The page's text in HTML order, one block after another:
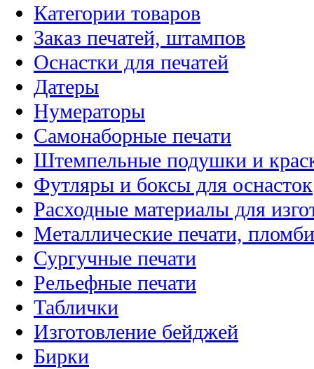
Категории товаров
Заказ печатей, штампов
Оснастки для печатей
Датеры
Нумераторы
Самонаборные печати
Штемпельные подушки и
Футляры и боксы для оснасток
Расходные материалы для
Металлические печати,
Сургучные печати
Рельефные печати
Таблички
Изготовление бейджей
Бирки